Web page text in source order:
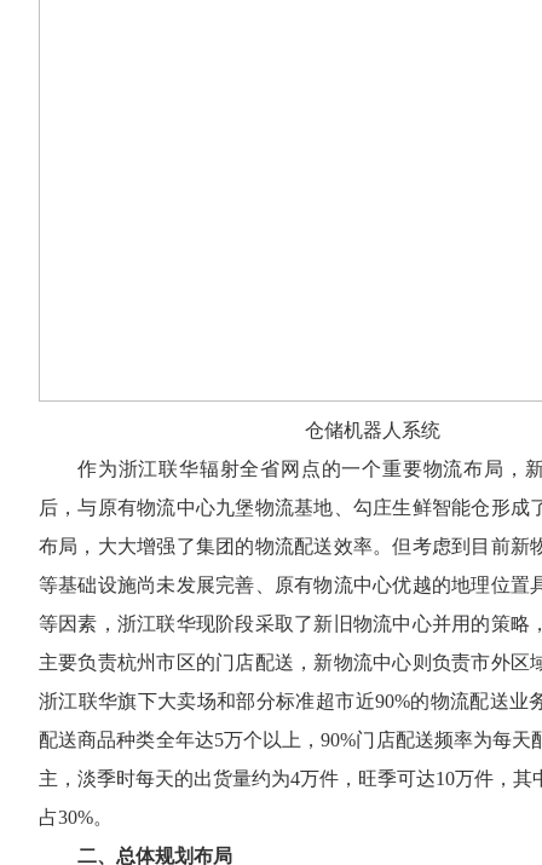
仓储机器人系统
作为浙江联华辐射全省网点的一个重要物流布局，
后，与原有物流中心九堡物流基地、勾庄生鲜智能仓形成
布局，大大增强了集团的物流配送效率。但考虑到目前新
等基础设施尚未发展完善、原有物流中心优越的地理位置
等因素，浙江联华现阶段采取了新旧物流中心并用的策略
主要负责杭州市区的门店配送，新物流中心则负责市外区
浙江联华旗下大卖场和部分标准超市近90%的物流配送业
配送商品种类全年达5万个以上，90%门店配送频率为每天
主，淡季时每天的出货量约为4万件，旺季可达10万件，其
占30%。
二、总体规划布局